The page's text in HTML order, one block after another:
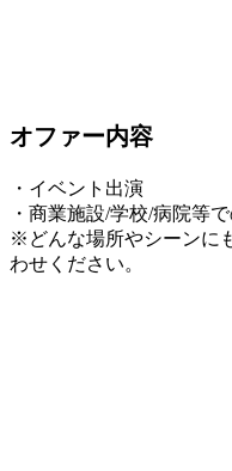
オファー内容
・イベント出演
・商業施設/学校/病院等で
※どんな場所やシーンに
わせください。